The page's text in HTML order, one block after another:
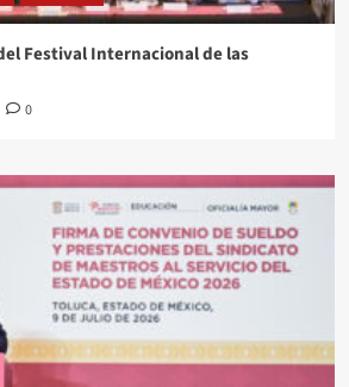
Festival Internacional de las
0